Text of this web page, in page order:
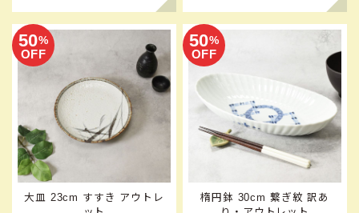
50%
OFF
大皿 23cm すすき アウトレ
50%
OFF
楕円鉢 30cm 繋ぎ紋 訳あ